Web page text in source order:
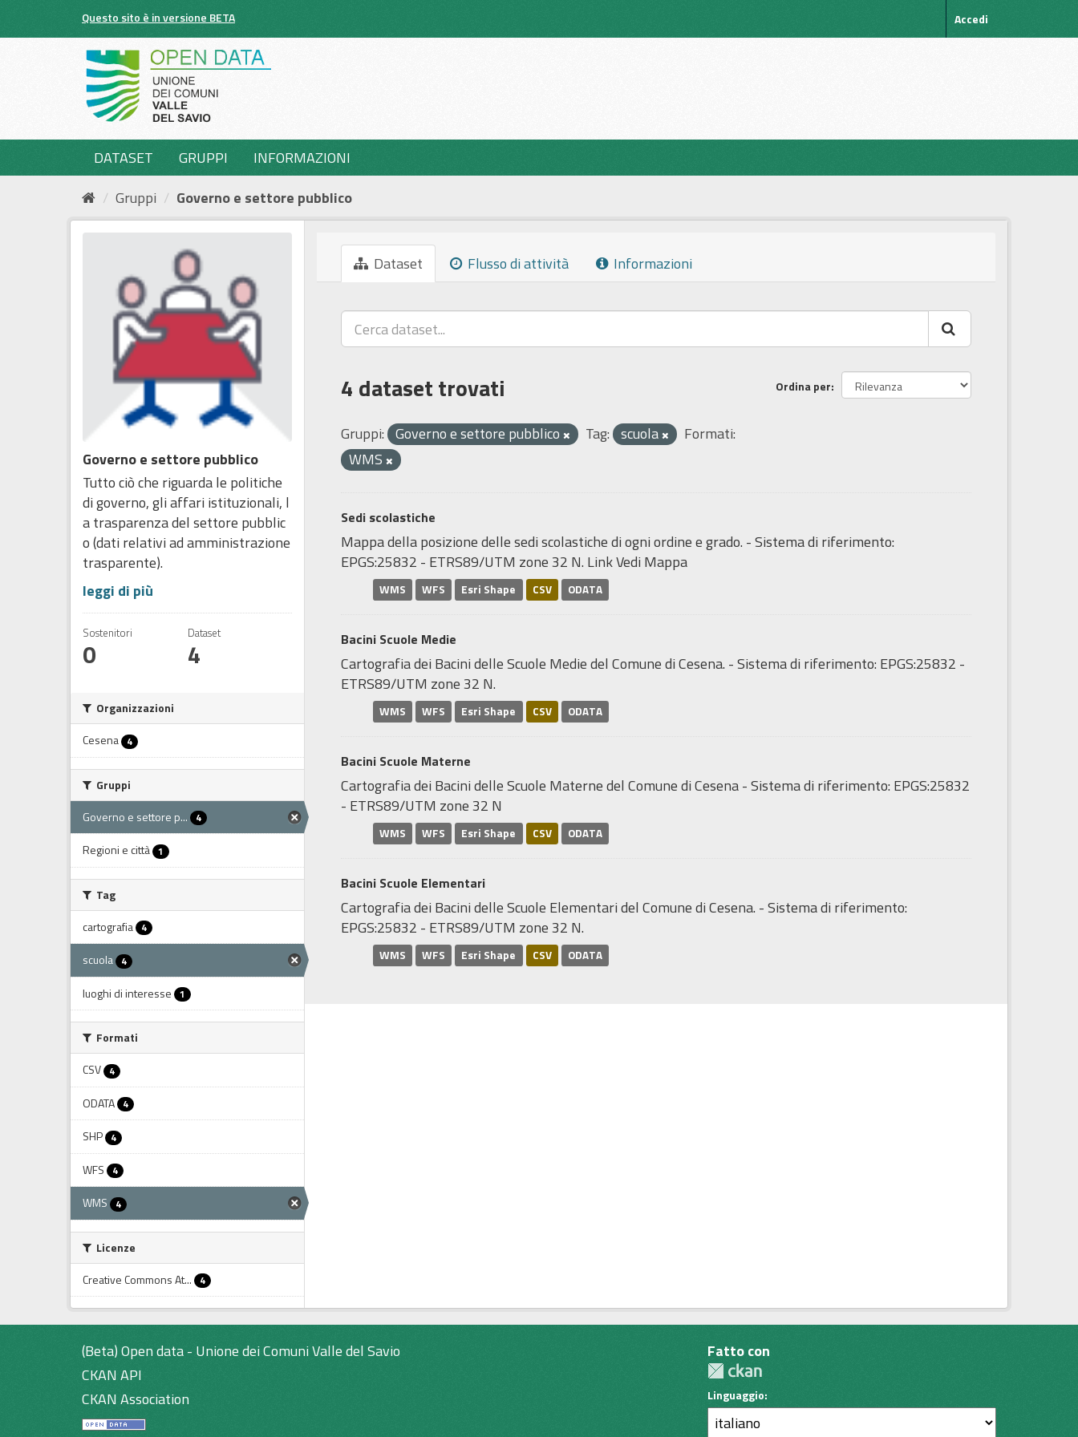
Questo sito è in versione BETA Accedi
DATASET GRUPPI
INFORMAZIONI
Gruppi
Governo e settore pubblico
Governo e settore pubblico
Tutto ciò che riguarda le politiche
di governo, gli affari istituzionali, l
a trasparenza del settore pubblic
o (dati relativi ad amministrazione
trasparente).
leggi di più
Sostenitori
0
Dataset
4
Organizzazioni
Cesena 4
Gruppi
Governo e settore p...
4
Regioni e città 1
Tag
cartografia 4
scuola 4
luoghi di interesse 1
Formati
CSV 4
ODATA 4
SHP 4
WFS 4
WMS 4
Licenze
Creative Commons At...
4
Dataset Flusso di attività Informazioni
Ordina per
4 dataset trovati
Gruppi: Governo e settore pubblico Tag: scuola
Formati:
WMS
Sedi scolastiche
Mappa della posizione delle sedi scolastiche di ogni ordine e grado. - Sistema di riferimento:
EPGS:25832 - ETRS89/UTM zone 32 N. Link Vedi Mappa
WMS WFS Esri Shape CSV ODATA
Bacini Scuole Medie
Cartografia dei Bacini delle Scuole Medie del Comune di Cesena. - Sistema di riferimento: EPGS:25832 -
ETRS89/UTM zone 32 N.
WMS WFS Esri Shape CSV ODATA
Bacini Scuole Materne
Cartografia dei Bacini delle Scuole Materne del Comune di Cesena - Sistema di riferimento: EPGS:25832
- ETRS89/UTM zone 32 N
WMS WFS Esri Shape CSV ODATA
Bacini Scuole Elementari
Cartografia dei Bacini delle Scuole Elementari del Comune di Cesena. - Sistema di riferimento:
EPGS:25832 - ETRS89/UTM zone 32 N.
WMS WFS Esri Shape CSV ODATA
(Beta) Open data - Unione dei Comuni Valle del Savio
CKAN API
CKAN Association
Fatto con
Linguaggio